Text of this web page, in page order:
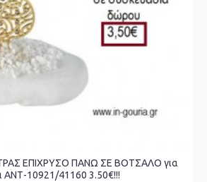
ΕΠΙΧΡΥΣΟ ΠΑΝΩ ΣΕ ΒΟΤΣΑΛΟ για
ΑΝΤ-10921/41160 3.50€!!!